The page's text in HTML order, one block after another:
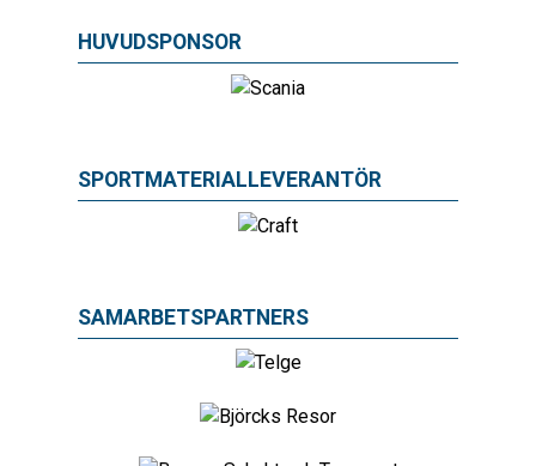
HUVUDSPONSOR
SPORTMATERIALLEVERANTÖR
SAMARBETSPARTNERS